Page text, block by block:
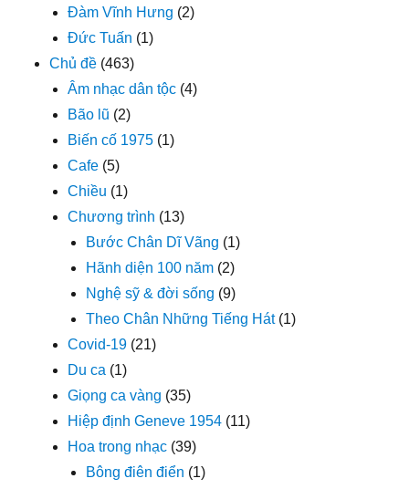
Đàm Vĩnh Hưng (2)
Đức Tuấn (1)
Chủ đề (463)
Âm nhạc dân tộc (4)
Bão lũ (2)
Biến cố 1975 (1)
Cafe (5)
Chiều (1)
Chương trình (13)
Bước Chân Dĩ Vãng (1)
Hãnh diện 100 năm (2)
Nghệ sỹ & đời sống (9)
Theo Chân Những Tiếng Hát(1)
Covid-19 (21)
Du ca (1)
Giọng ca vàng (35)
Hiệp định Geneve 1954 (11)
Hoa trong nhạc (39)
Bông điên điển (1)